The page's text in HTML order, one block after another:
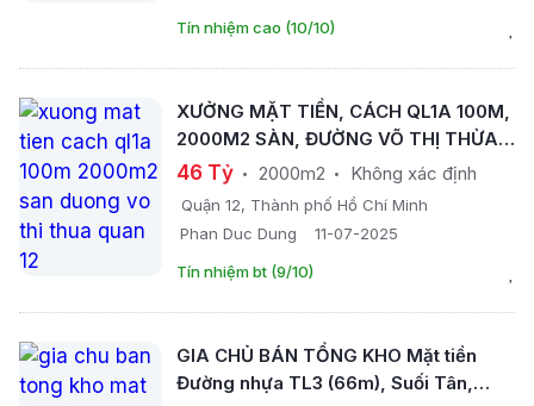
Tín nhiệm cao (10/10)
XƯỞNG MẶT TIỀN, CÁCH QL1A 100M,
2000M2 SÀN, ĐƯỜNG VÕ THỊ THỪA
QUẬN 12
46 Tỷ 2000m2 Không xác định
Quận 12, Thành phố Hồ Chí Minh
Phan Duc Dung
11-07-2025
Tín nhiệm bt (9/10)
GIA CHỦ BÁN TỔNG KHO Mặt tiền
Đường nhựa TL3 (66m), Suối Tân,